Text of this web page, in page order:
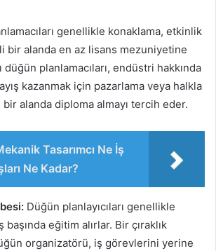
genellikle konaklama, etkinlik
bir alanda en az lisans mezuniyetine
düğün planlamacıları, endüstri hakkında
kazanmak için pazarlama veya halkla
alanda diploma almayı tercih eder.
Tasarımcı Ne İş
Ne Kadar?
Düğün planlayıcıları genellikle
başında eğitim alırlar. Bir çıraklık
organizatörü, iş görevlerini yerine